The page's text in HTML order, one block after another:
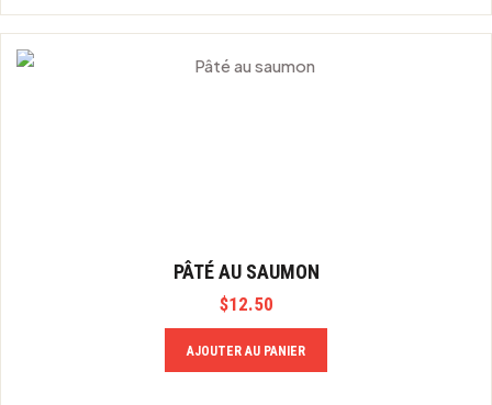
PÂTÉ AU SAUMON
$12.50
AJOUTER AU PANIER